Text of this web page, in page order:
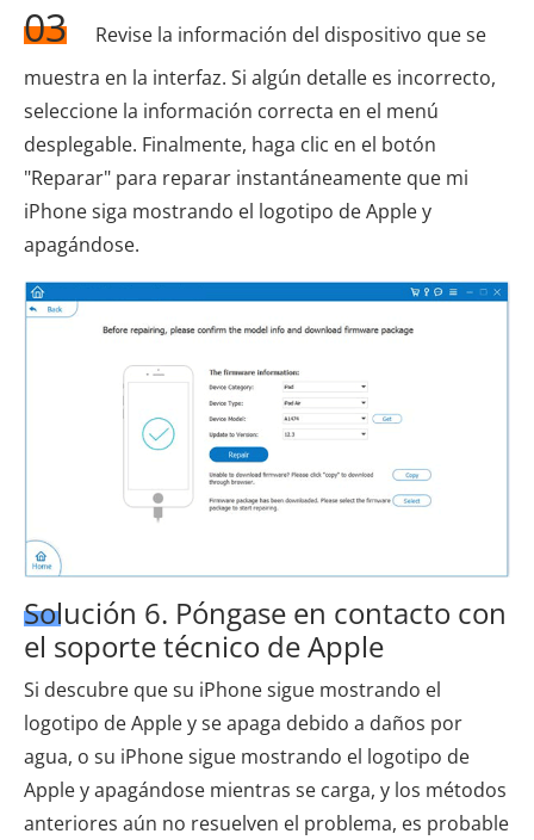
03
Revise la información del dispositivo que se
muestra en la interfaz. Si algún detalle es incorrecto,
seleccione la información correcta en el menú
desplegable. Finalmente, haga clic en el botón
"Reparar" para reparar instantáneamente que mi
iPhone siga mostrando el logotipo de Apple y
apagándose.
Solución 6. Póngase en contacto con
el soporte técnico de Apple
Si descubre que su iPhone sigue mostrando el
logotipo de Apple y se apaga debido a daños por
agua, o su iPhone sigue mostrando el logotipo de
Apple y apagándose mientras se carga, y los métodos
anteriores aún no resuelven el problema, es probable